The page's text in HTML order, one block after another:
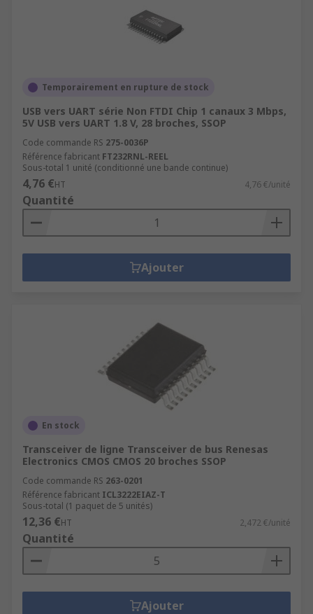
Temporairement en rupture de stock
USB vers UART série Non FTDI Chip 1 canaux 3 Mbps,
5V USB vers UART 1.8 V, 28 broches, SSOP
Code commande RS 275-0036P
Référence fabricant FT232RNL-REEL
Sous-total 1 unité (conditionné une bande continue)
4,76 €HT 4,76 €/unité
Quantité
Ajouter
En stock
Transceiver de ligne Transceiver de bus Renesas
Electronics CMOS CMOS 20 broches SSOP
Code commande RS 263-0201
Référence fabricant ICL3222EIAZ-T
Sous-total (1 paquet de 5 unités)
12,36 €HT 2,472 €/unité
Quantité
Ajouter